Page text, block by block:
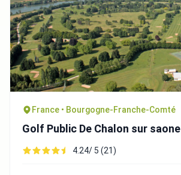
France • Bourgogne-Franche-Comté
Golf Public De Chalon sur saone
4.24/ 5 (21)